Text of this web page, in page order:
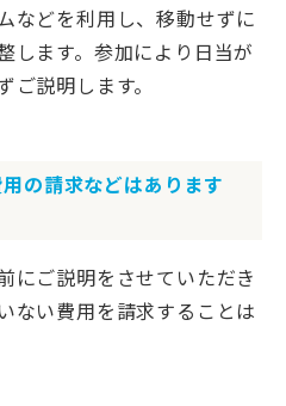
などを利用し、移動せずに
します。参加により日当が
説明します。
の請求などはあります
にご説明をさせていただき
ない費用を請求することは